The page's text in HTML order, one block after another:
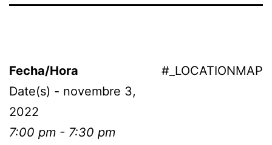
#_LOCATIONMAP
Fecha/Hora
Date(s) - novembre 3,
2022
7:00 pm - 7:30 pm